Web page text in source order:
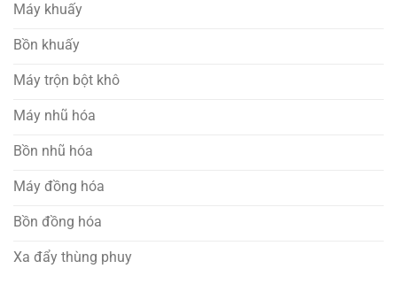
Máy khuấy
Bồn khuấy
Máy trộn bột khô
Máy nhũ hóa
Bồn nhũ hóa
Máy đồng hóa
Bồn đồng hóa
Xa đẩy thùng phuy